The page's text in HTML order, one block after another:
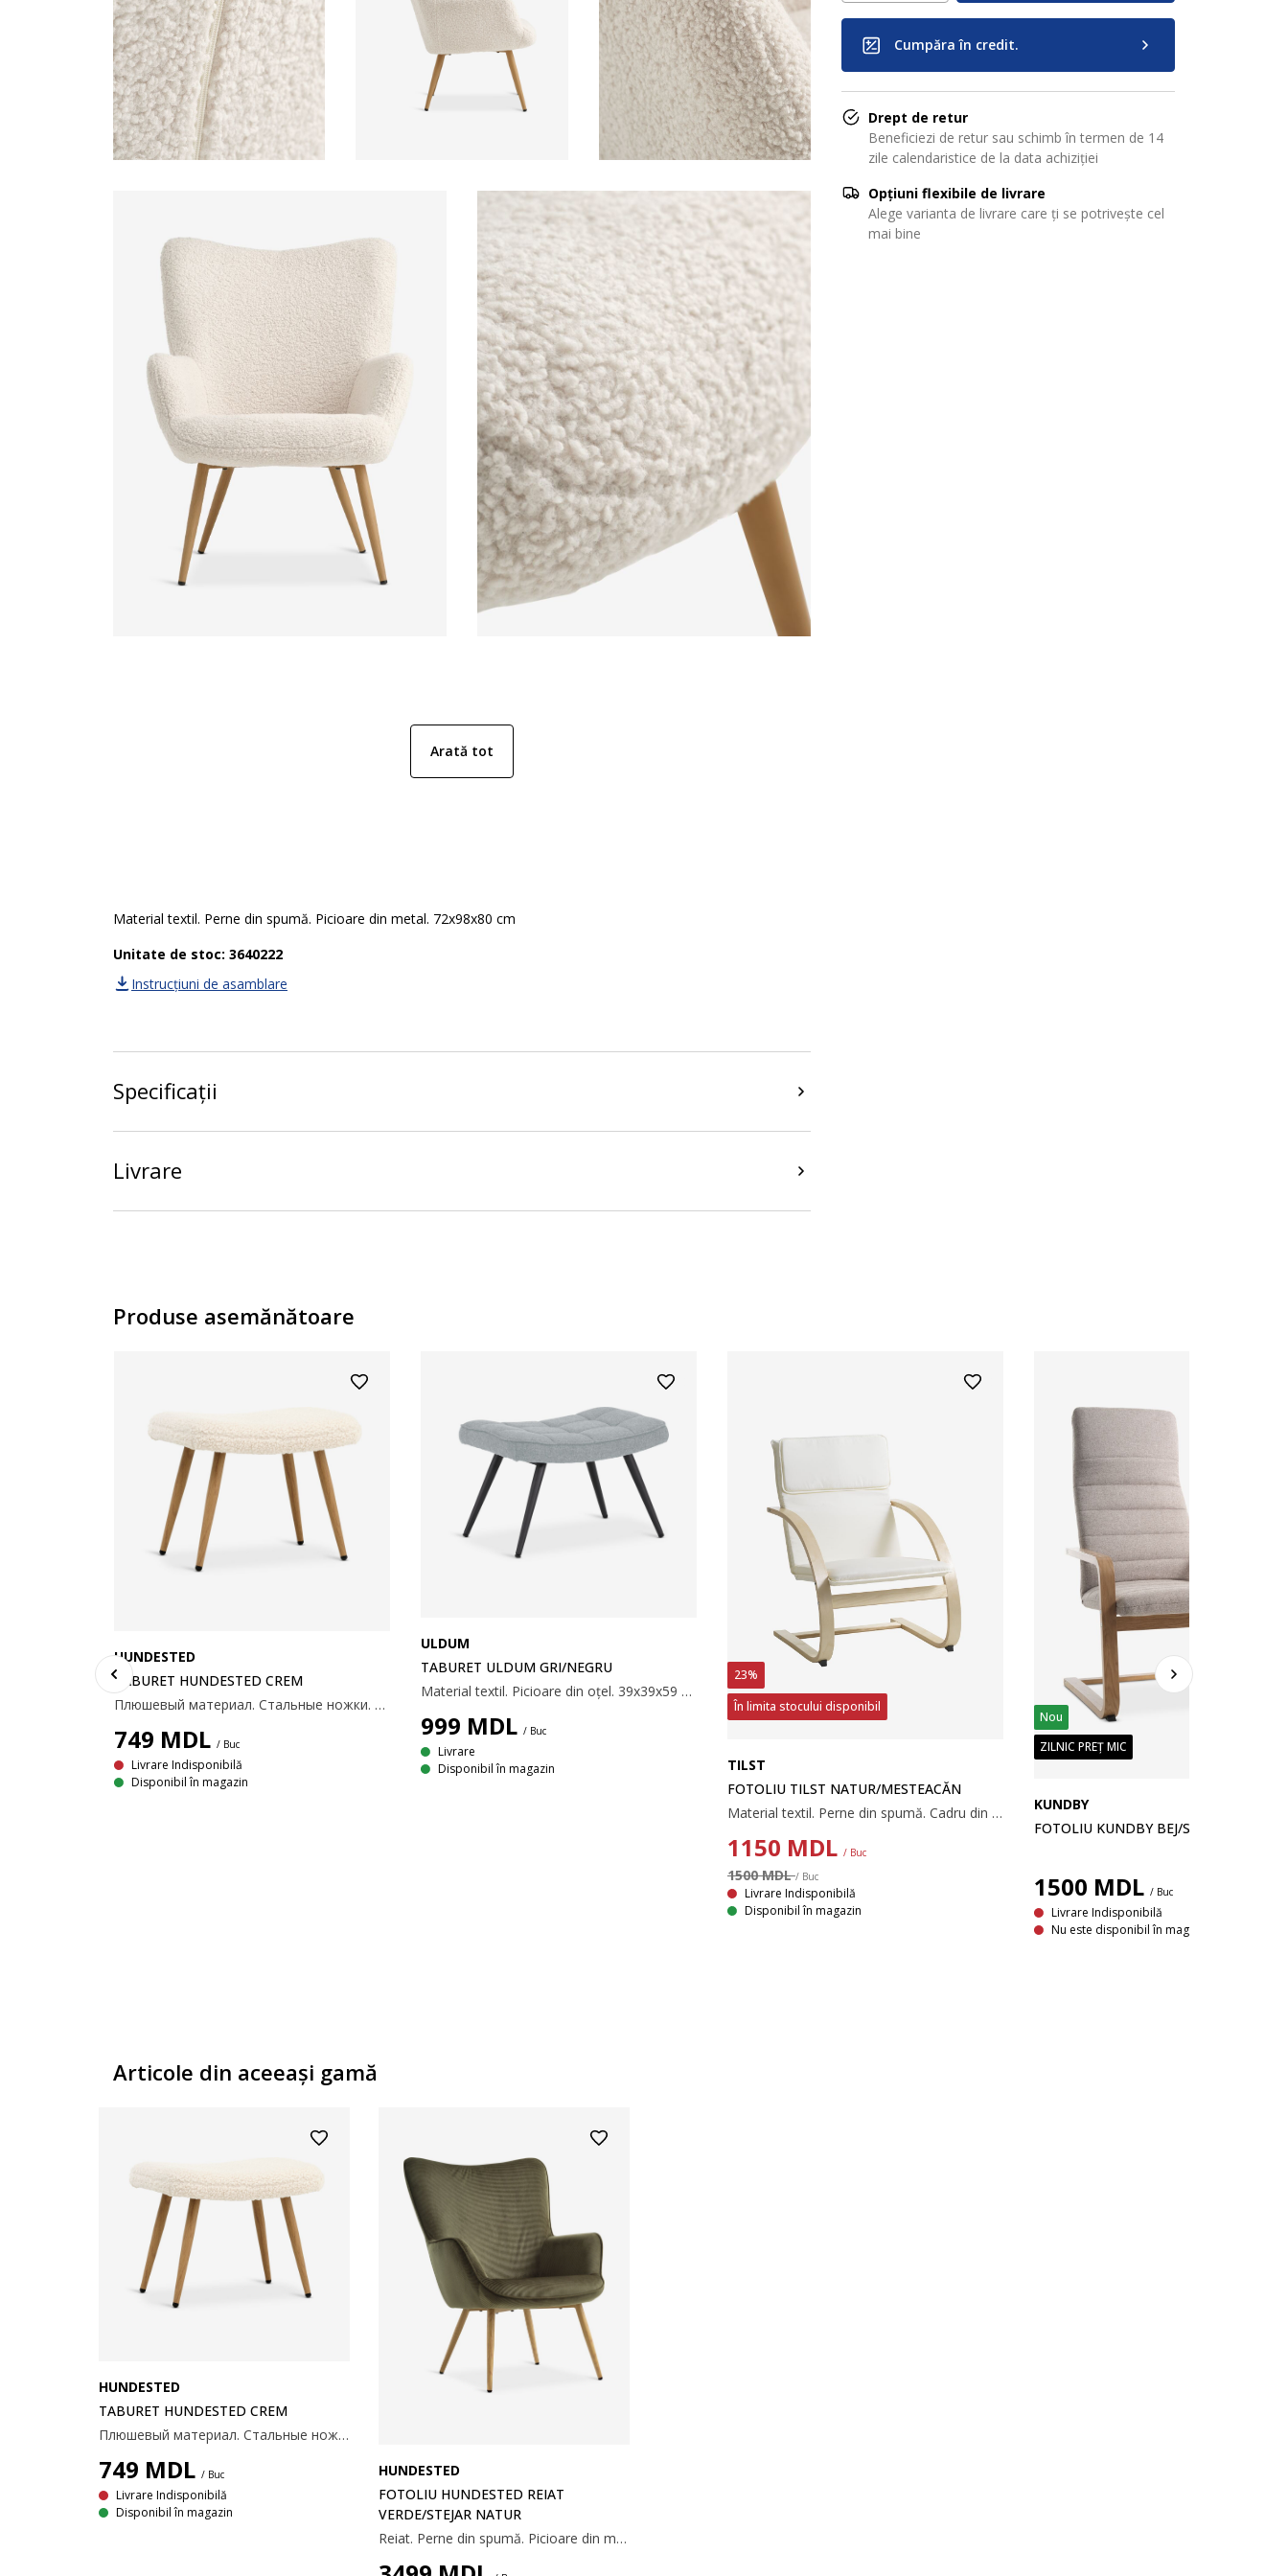
Arată tot
Cumpăra în credit.
Drept de retur
Beneficiezi de retur sau schimb în termen de 14
zile calendaristice de la data achiziției
Opțiuni flexibile de livrare
Alege varianta de livrare care ți se potrivește cel
mai bine
Material textil. Perne din spumă. Picioare din metal. 72x98x80 cm
Unitate de stoc: 3640222
Instrucțiuni de asamblare
Specificații
Livrare
Produse asemănătoare
HUNDESTED
TABURET HUNDESTED CREM
Плюшевый материал. Стальные ножки. Размеры: 53х41х37 см.
749 MDL / Buc
Livrare Indisponibilă
Disponibil în magazin
ULDUM
TABURET ULDUM GRI/NEGRU
Material textil. Picioare din oțel. 39x39x59 cm
999 MDL / Buc
Livrare
Disponibil în magazin
23%
În limita stocului disponibil
TILST
FOTOLIU TILST NATUR/MESTEACĂN
Material textil. Perne din spumă. Cadru din furnir de lemn. 67x92x78 cm
1150 MDL / Buc
1500 MDL/ Buc
Livrare Indisponibilă
Disponibil în magazin
Nou
ZILNIC PREȚ MIC
KUNDBY
FOTOLIU KUNDBY BEJ/STEJAR NATUR
1500 MDL / Buc
Livrare Indisponibilă
Nu este disponibil în magazin.
Articole din aceeaşi gamă
HUNDESTED
TABURET HUNDESTED CREM
Плюшевый материал. Стальные ножки. Размеры: 53х41х37 см.
749 MDL / Buc
Livrare Indisponibilă
Disponibil în magazin
HUNDESTED
FOTOLIU HUNDESTED REIAT
VERDE/STEJAR NATUR
Reiat. Perne din spumă. Picioare din metal. 72x98x80 cm